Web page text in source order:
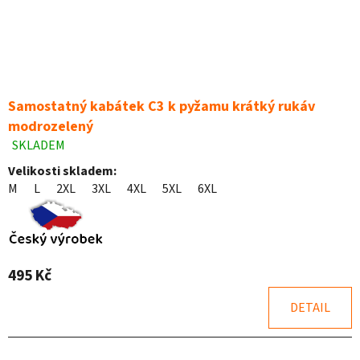
Samostatný kabátek C3 k pyžamu krátký rukáv
modrozelený
Průměrné
hodnocení
produktu
z
hvězdiček.
SKLADEM
Velikosti skladem:
M
L 2XL 3XL 4XL 5XL 6XL
495 Kč
DETAIL